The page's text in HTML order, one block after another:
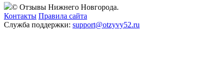
© Отзывы Нижнего Новгорода.
Контакты Правила сайта
Служба поддержки: support@otzyvy52.ru